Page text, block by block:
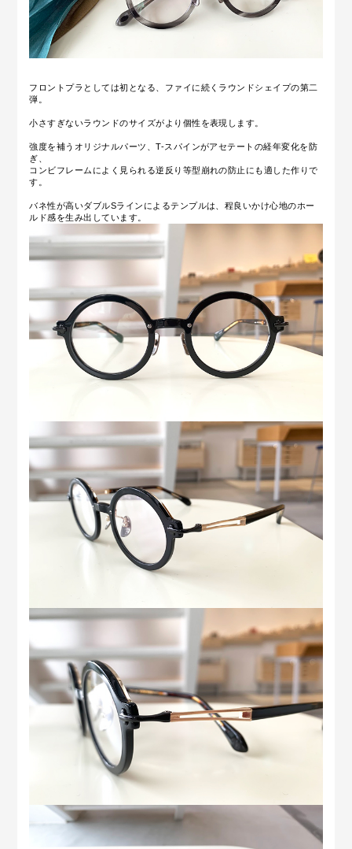
フロントプラとしては初となる、ファイに続くラウンドシェイプの第二
弾。
小さすぎないラウンドのサイズがより個性を表現します。
強度を補うオリジナルパーツ、T-スパインがアセテートの経年変化を防
ぎ、
コンビフレームによく見られる逆反り等型崩れの防止にも適した作りで
す。
バネ性が高いダブルSラインによるテンプルは、程良いかけ心地のホー
ルド感を生み出しています。